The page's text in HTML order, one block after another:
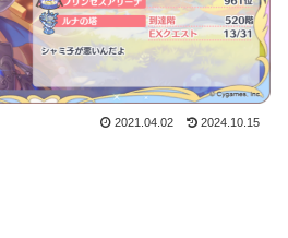
2021.04.02 2024.10.15